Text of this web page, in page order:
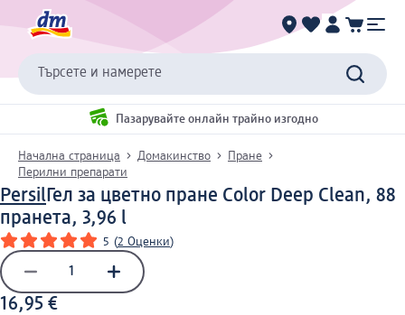
Търсете и намерете
Пазарувайте онлайн трайно изгодно
Начална страница Домакинство
Пране
Перилни препарати
PersilГел за цветно пране Color Deep Clean, 88
пранета, 3,96 l
5 (2 Оценки)
16,95 €